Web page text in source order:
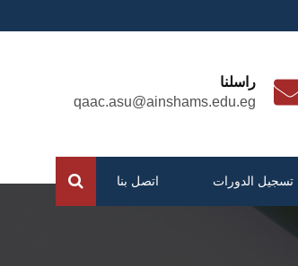
راسلنا
qaac.asu@ainshams.edu.eg
تسجيل الدورات اتصل بنا